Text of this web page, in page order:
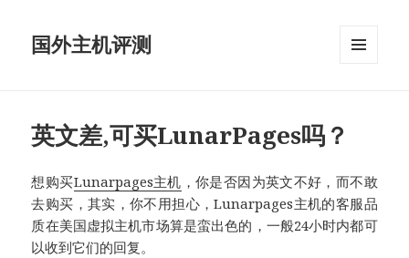
国外主机评测
英文差,可买LunarPages吗？
想购买Lunarpages主机 ，你是否因为英文不好，而不敢
去购买，其实，你不用担心，Lunarpages主机的客服品
质在美国虚拟主机市场算是蛮出色的，一般24小时内都可
以收到它们的回复。